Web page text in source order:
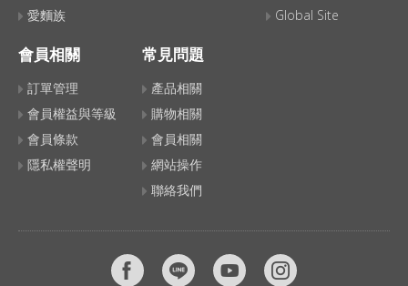
愛麵族
Global Site
會員相關
訂單管理
會員權益與等級
會員條款
隱私權聲明
常見問題
產品相關
購物相關
會員相關
網站操作
聯絡我們